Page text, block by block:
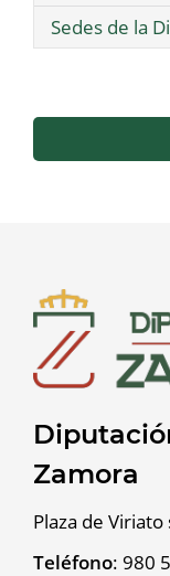
Sedes de la
Zamora
Plaza de
Teléfono: 980